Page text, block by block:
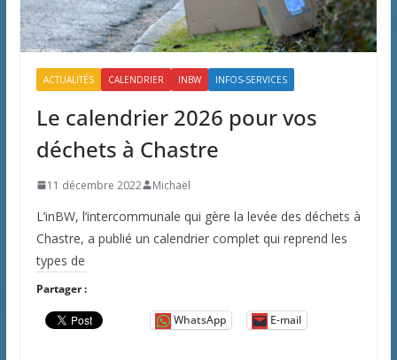
ACTUALITÉS CALENDRIER INBW INFOS-SERVICES
Le calendrier 2026 pour vos
déchets à Chastre
11 décembre 2022 Michaël
L’inBW, l’intercommunale qui gère la levée des déchets à
Chastre, a publié un calendrier complet qui reprend les
types de
Partager :
WhatsApp E-mail